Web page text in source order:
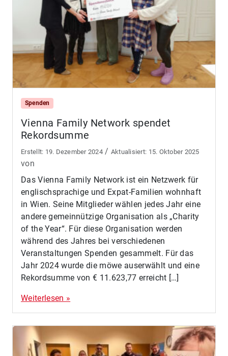
Spenden
Vienna Family Network spendet
Rekordsumme
19. Dezember 2024 / 15. Oktober 2025
von
Das Vienna Family Network ist ein Netzwerk für
englischsprachige und Expat-Familien wohnhaft
in Wien. Seine Mitglieder wählen jedes Jahr eine
andere gemeinnützige Organisation als „Charity
of the Year“. Für diese Organisation werden
während des Jahres bei verschiedenen
Veranstaltungen Spenden gesammelt. Für das
Jahr 2024 wurde die möwe auserwählt und eine
Rekordsumme von € 11.623,77 erreicht […]
Weiterlesen »